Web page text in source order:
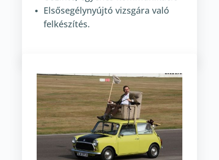
Elsősegélynyújtó vizsgára való
felkészítés.